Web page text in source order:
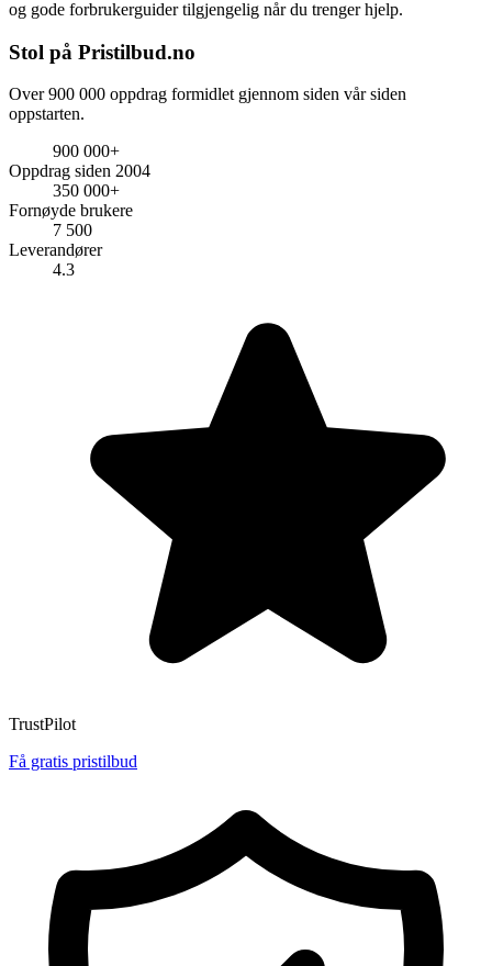
og gode forbrukerguider tilgjengelig når du trenger hjelp.
Stol på Pristilbud.no
Over 900 000 oppdrag formidlet gjennom siden vår siden
oppstarten.
900 000+
Oppdrag siden 2004
350 000+
Fornøyde brukere
7 500
Leverandører
4.3
TrustPilot
Få gratis pristilbud